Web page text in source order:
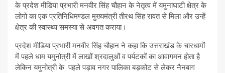
के प्रदेश मीडिया प्रभारी मनवीर सिंह चौहान के नेतृत्व में यमुनाघाटी क्षेत्र के
लोगो का एक प्रतिनिधिमण्डल मुख्यमंत्री तीरथ सिंह रावत से मिला और उन्हें
क्षेत्र की स्वास्थ्य समस्या से अवगत कराया।
प्रदेश मीडिया प्रभारी मनवीर सिंह चौहान ने कहा कि उत्तराखंड के चारधामों
में पहले धाम यमुनोत्री में लाखों श्रदालुओं व पर्यटकों का आवागमन होता है
लेकिन यमुनोत्री के पहले पड़ाव नगर पालिका बड़कोट से लेकर नैनबाग